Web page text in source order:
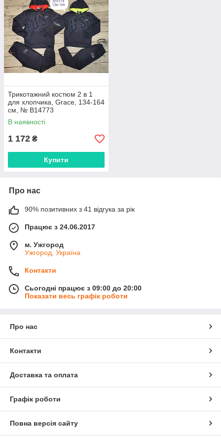
Трикотажний костюм 2 в 1
для хлопчика, Grace, 134-164
см, № B14773
В наявності
1 172 ₴
Купити
Про нас
90% позитивних з 41 відгука за рік
Працює з 24.06.2017
м. Ужгород
Ужгород, Україна
Контакти
Сьогодні працює з 09:00 до 20:00
Показати весь графік роботи
Про нас
Контакти
Доставка та оплата
Графік роботи
Повна версія сайту